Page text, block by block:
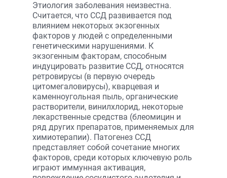
Этиология заболевания неизвестна.
Считается, что ССД развивается под
влиянием некоторых экзогенных
факторов у людей с определенными
генетическими нарушениями. К
экзогенным факторам, способным
индуцировать развитие ССД, относятся
ретровирусы (в первую очередь
цитомегаловирусы), кварцевая и
каменноугольная пыль, органические
растворители, винилхлорид, некоторые
лекарственные средства (блеомицин и
ряд других препаратов, применяемых для
химиотерапии). Патогенез ССД
представляет собой сочетание многих
факторов, среди которых ключевую роль
играют иммунная активация,